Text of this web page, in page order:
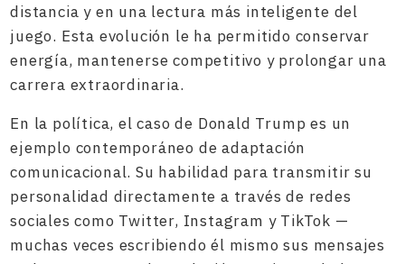
distancia y en una lectura más inteligente del
juego. Esta evolución le ha permitido conservar
energía, mantenerse competitivo y prolongar una
carrera extraordinaria.
En la política, el caso de Donald Trump es un
ejemplo contemporáneo de adaptación
comunicacional. Su habilidad para transmitir su
personalidad directamente a través de redes
sociales como Twitter, Instagram y TikTok —
muchas veces escribiendo él mismo sus mensajes